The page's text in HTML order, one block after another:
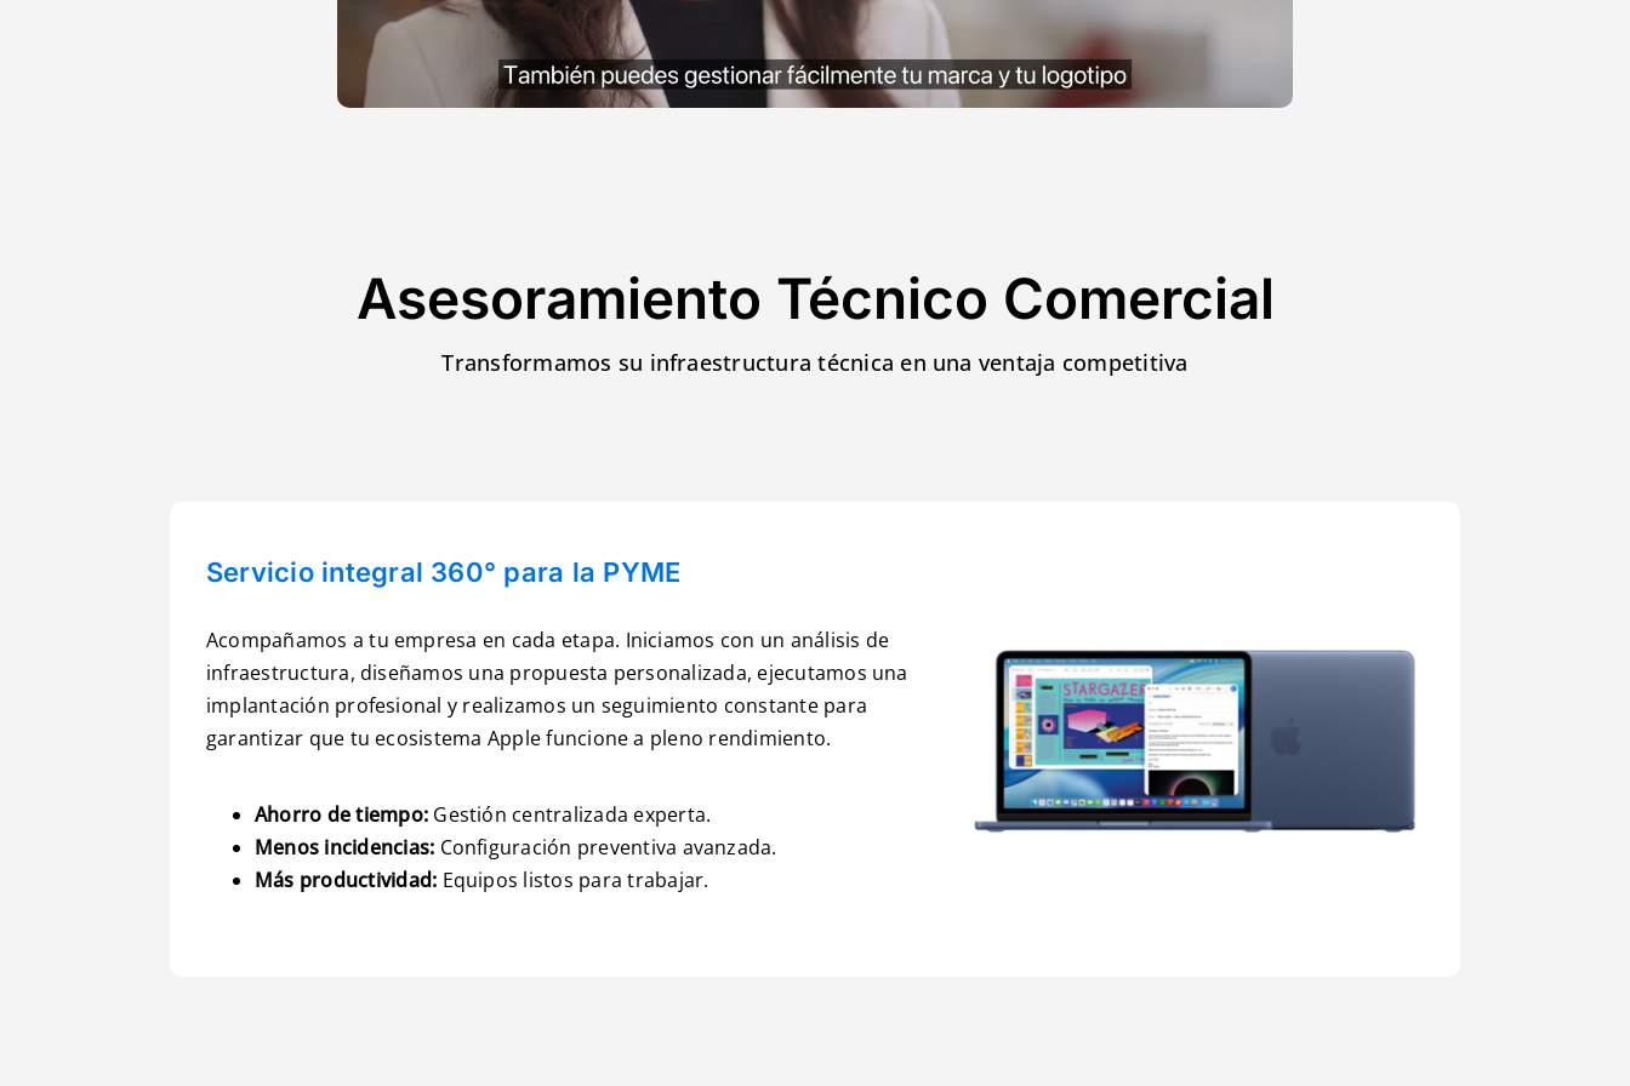
Asesoramiento Técnico Comercial
Transformamos su infraestructura técnica en una ventaja competitiva
Servicio integral 360° para la PYME
Acompañamos a tu empresa en cada etapa. Iniciamos con un análisis de
infraestructura, diseñamos una propuesta personalizada, ejecutamos una
implantación profesional y realizamos un seguimiento constante para
garantizar que tu ecosistema Apple funcione a pleno rendimiento.
Ahorro de tiempo: Gestión centralizada experta.
Menos incidencias: Configuración preventiva avanzada.
Más productividad: Equipos listos para trabajar.